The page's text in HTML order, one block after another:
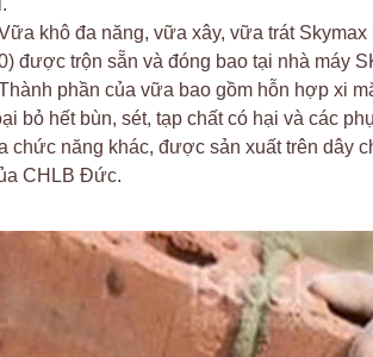
khô đa năng, vữa xây, vữa trát
được trộn sẵn và đóng bao tại nhà máy
phần của vữa bao gồm hỗn hợp xi
bỏ hết bùn, sét, tạp chất có hại và các
chức năng khác, được sản xuất trên dây
CHLB Đức.